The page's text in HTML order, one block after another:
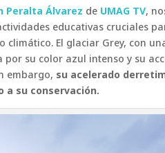
Peralta Álvarez deUMAG TV,
educativas cruciales
climático. El glaciar Grey, con
por su color azul intenso y su
embargo, su acelerado
a su conservación.